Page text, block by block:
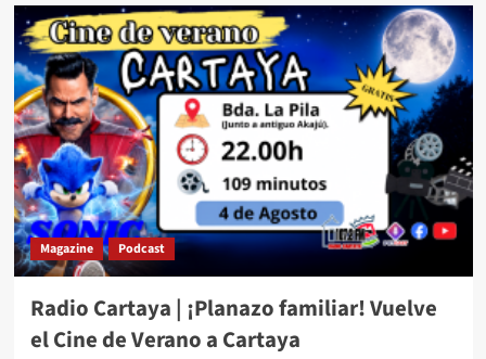
Magazine Podcast
Radio Cartaya | ¡Planazo familiar! Vuelve
el Cine de Verano a Cartaya